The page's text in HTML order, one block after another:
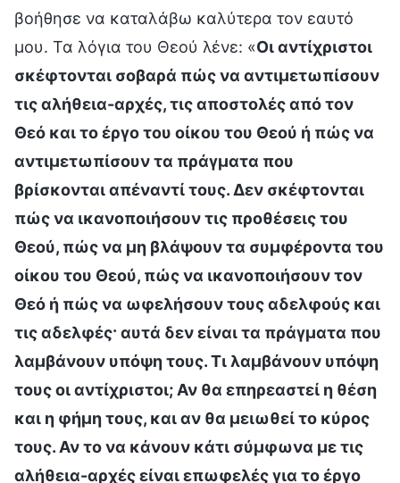
βοήθησε να καταλάβω καλύτερα τον εαυτό
μου. Τα λόγια του Θεού λένε: «Οι αντίχριστοι
σκέφτονται σοβαρά πώς να αντιμετωπίσουν
τις αλήθεια-αρχές, τις αποστολές από τον
Θεό και το έργο του οίκου του Θεού ή πώς να
αντιμετωπίσουν τα πράγματα που
βρίσκονται απέναντί τους. Δεν σκέφτονται
πώς να ικανοποιήσουν τις προθέσεις του
Θεού, πώς να μη βλάψουν τα συμφέροντα του
οίκου του Θεού, πώς να ικανοποιήσουν τον
Θεό ή πώς να ωφελήσουν τους αδελφούς και
τις αδελφές· αυτά δεν είναι τα πράγματα που
λαμβάνουν υπόψη τους. Τι λαμβάνουν υπόψη
τους οι αντίχριστοι; Αν θα επηρεαστεί η θέση
και η φήμη τους, και αν θα μειωθεί το κύρος
τους. Αν το να κάνουν κάτι σύμφωνα με τις
αλήθεια-αρχές είναι επωφελές για το έργο